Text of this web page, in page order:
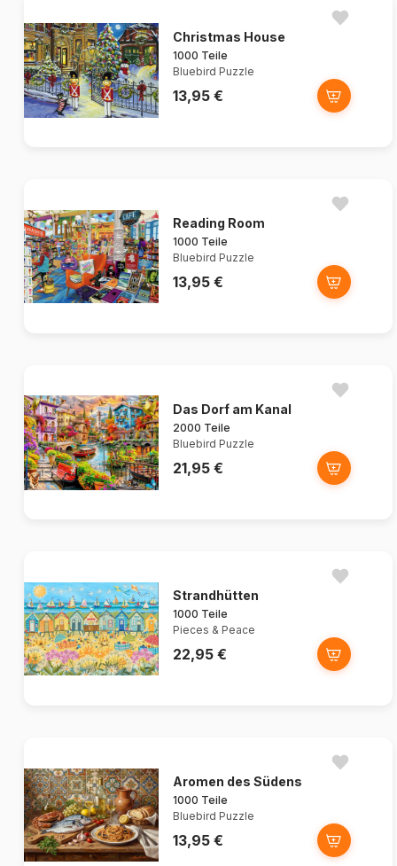
Christmas House
1000 Teile
Bluebird Puzzle
13,95 €
Reading Room
1000 Teile
Bluebird Puzzle
13,95 €
Das Dorf am Kanal
2000 Teile
Bluebird Puzzle
21,95 €
Strandhütten
1000 Teile
Pieces & Peace
22,95 €
Aromen des Südens
1000 Teile
Bluebird Puzzle
13,95 €